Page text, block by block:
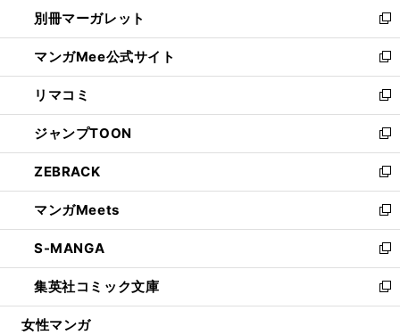
く
で
開
く
ィ
ン
ド
ウ
で
開
く
い
ウ
ィ
ン
ド
ウ
で
開
く
別冊マーガレット
新
し
い
ウ
ィ
ン
ド
ウ
で
開
く
マンガMee公式サイト
新
し
い
ウ
ィ
ン
ド
ウ
で
開
く
リマコミ
新
し
い
ウ
ィ
ン
ド
ウ
で
開
く
ジャンプTOON
新
し
い
ウ
ィ
ン
ド
ウ
で
開
ZEBRACK
新
し
い
ウ
ィ
ン
ド
ウ
マンガMeets
新
し
い
ウ
ィ
ン
S-MANGA
新
し
い
ウ
集英社コミック文庫
新
し
女性マンガ